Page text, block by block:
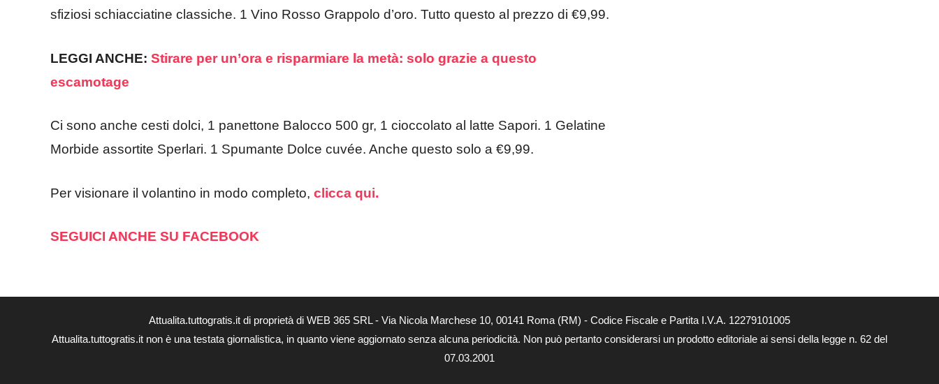
sfiziosi schiacciatine classiche. 1 Vino Rosso Grappolo d’oro. Tutto questo al prezzo di €9,99.
LEGGI ANCHE: Stirare per un’ora e risparmiare la metà: solo grazie a questo
escamotage
Ci sono anche cesti dolci, 1 panettone Balocco 500 gr, 1 cioccolato al latte Sapori. 1 Gelatine
Morbide assortite Sperlari. 1 Spumante Dolce cuvée. Anche questo solo a €9,99.
Per visionare il volantino in modo completo, clicca qui.
SEGUICI ANCHE SU FACEBOOK
Attualita.tuttogratis.it di proprietà di WEB 365 SRL - Via Nicola Marchese 10, 00141 Roma (RM) - Codice Fiscale e Partita I.V.A. 12279101005
Attualita.tuttogratis.it non è una testata giornalistica, in quanto viene aggiornato senza alcuna periodicità. Non può pertanto considerarsi un prodotto editoriale ai sensi della legge n. 62 del
07.03.2001